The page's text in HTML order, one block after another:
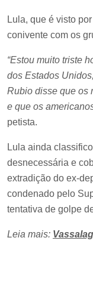
Lula, que é visto
conivente com os
“Estou muito triste
dos Estados
Rubio disse que os
e que os
petista.
Lula ainda
desnecessária e
extradição do ex-
condenado pelo
tentativa de golpe
Leia mais: